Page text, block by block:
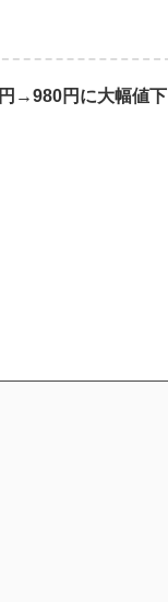
→980円に大幅値下